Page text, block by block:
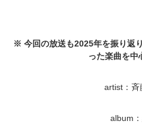
※ 今回の放送も2025年を振り返
った楽曲を中
artist：斉
album